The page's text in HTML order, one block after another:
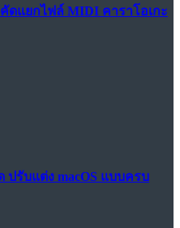
ดแยกไฟล์ MIDI คาราโอเกะ
รับแต่ง macOS แบบครบ